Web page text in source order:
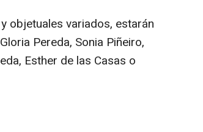
objetuales variados, estarán
Pereda, Sonia Piñeiro,
Esther de las Casas o